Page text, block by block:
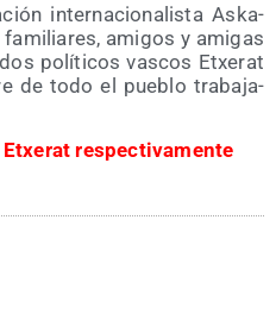
inter­na­cio­na­lis­ta Aska­
ami­gos y ami­gas
polí­ti­cos vas­cos Etxe­rat
de todo el pue­blo tra­ba­ja­
respectivamente